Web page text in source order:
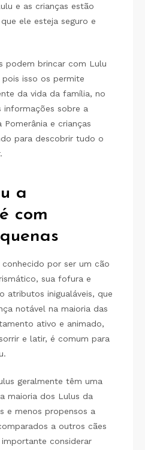
e as crianças estão
ele esteja seguro e
podem brincar com Lulu
isso os permite
da vida da família, no
informações sobre a
e crianças
para descobrir tudo o
a
com
conhecido por ser um cão
sua fofura e
atributos inigualáveis, que
notável na maioria das
ativo e animado,
e latir, é comum para
geralmente têm uma
maioria dos Lulus da
e menos propensos a
a outros cães
considerar